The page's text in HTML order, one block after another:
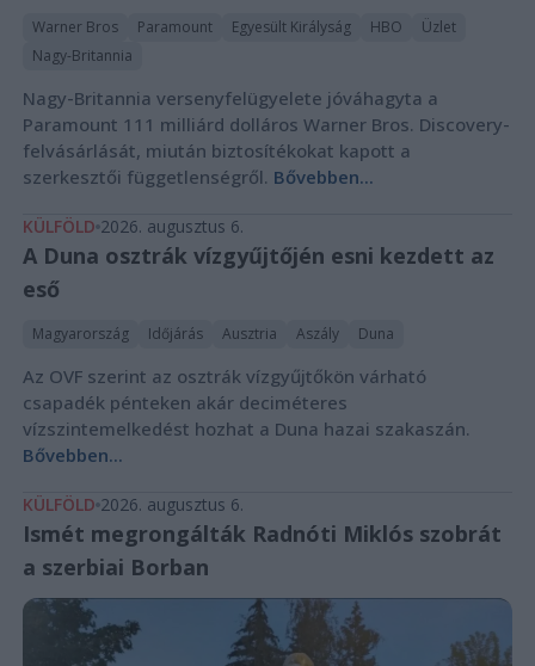
Warner Bros Paramount Egyesült Királyság HBO
Üzlet
Nagy-Britannia
Nagy-Britannia versenyfelügyelete jóváhagyta a
Paramount 111 milliárd dolláros Warner Bros. Discovery-
felvásárlását, miután biztosítékokat kapott a
szerkesztői függetlenségről. Bővebben...
KÜLFÖLD 2026. augusztus 6.
A Duna osztrák vízgyűjtőjén esni kezdett az
eső
Magyarország Időjárás Ausztria Aszály Duna
Az OVF szerint az osztrák vízgyűjtőkön várható
csapadék pénteken akár deciméteres
vízszintemelkedést hozhat a Duna hazai szakaszán.
Bővebben...
KÜLFÖLD 2026. augusztus 6.
Ismét megrongálták Radnóti Miklós szobrát
a szerbiai Borban